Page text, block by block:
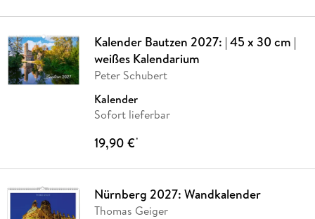
Kalender Bautzen 2027: | 45 x 30 cm |
weißes Kalendarium
Peter Schubert
Kalender
Sofort lieferbar
19,90 €*
Nürnberg 2027: Wandkalender
Thomas Geiger